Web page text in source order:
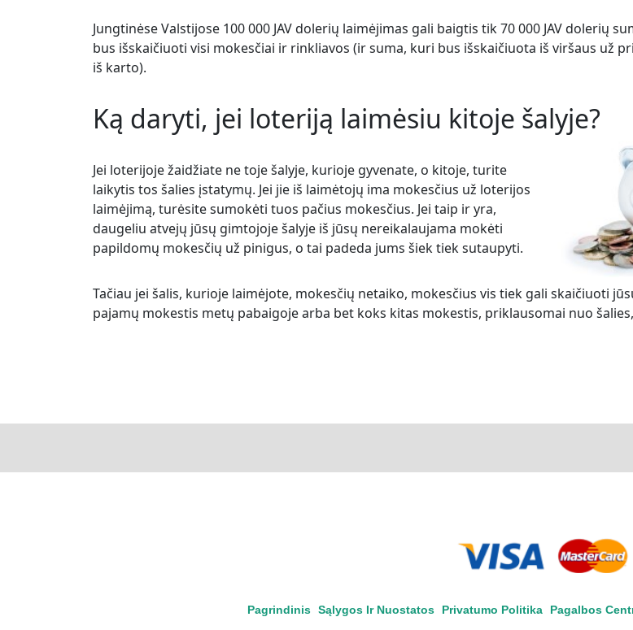
Jungtinėse Valstijose 100 000 JAV dolerių laimėjimas gali baigtis tik 70 000 JAV dolerių
bus išskaičiuoti visi mokesčiai ir rinkliavos (ir suma, kuri bus išskaičiuota iš viršaus už
iš karto).
Ką daryti, jei loteriją laimėsiu kitoje šalyje?
Jei loterijoje žaidžiate ne toje šalyje, kurioje gyvenate, o kitoje, turite
laikytis tos šalies įstatymų. Jei jie iš laimėtojų ima mokesčius už loterijos
laimėjimą, turėsite sumokėti tuos pačius mokesčius. Jei taip ir yra,
daugeliu atvejų jūsų gimtojoje šalyje iš jūsų nereikalaujama mokėti
papildomų mokesčių už pinigus, o tai padeda jums šiek tiek sutaupyti.
Tačiau jei šalis, kurioje laimėjote, mokesčių netaiko, mokesčius vis tiek gali skaičiuoti
pajamų mokestis metų pabaigoje arba bet koks kitas mokestis, priklausomai nuo
Pagrindinis Sąlygos Ir Nuostatos Privatumo Politika Pagalbos